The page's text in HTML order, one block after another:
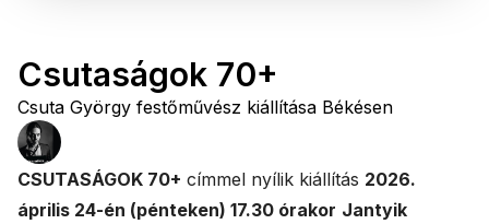
Csutaságok 70+
Csuta György festőművész kiállítása Békésen
CSUTASÁGOK 70+ címmel nyílik kiállítás 2026.
április 24-én (pénteken) 17.30 órakor Jantyik